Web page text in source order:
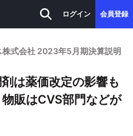
ログイン 会員登録
式会社 2023年5月期決算説明
は薬価改定の影響も
販はCVS部門などが